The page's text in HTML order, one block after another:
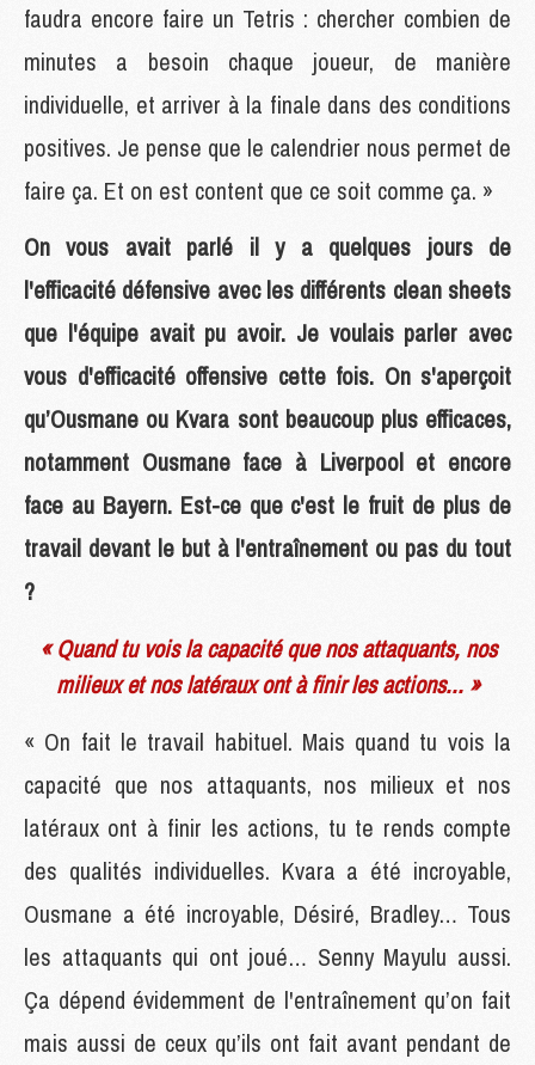
faudra encore faire un Tetris : chercher combien de
minutes a besoin chaque joueur, de manière
individuelle, et arriver à la finale dans des conditions
positives. Je pense que le calendrier nous permet de
faire ça. Et on est content que ce soit comme ça. »
On vous avait parlé il y a quelques jours de
l'efficacité défensive avec les différents clean sheets
que l'équipe avait pu avoir. Je voulais parler avec
vous d'efficacité offensive cette fois. On s'aperçoit
qu’Ousmane ou Kvara sont beaucoup plus efficaces,
notamment Ousmane face à Liverpool et encore
face au Bayern. Est-ce que c'est le fruit de plus de
travail devant le but à l'entraînement ou pas du tout
?
« Quand tu vois la capacité que nos attaquants, nos
milieux et nos latéraux ont à finir les actions... »
« On fait le travail habituel. Mais quand tu vois la
capacité que nos attaquants, nos milieux et nos
latéraux ont à finir les actions, tu te rends compte
des qualités individuelles. Kvara a été incroyable,
Ousmane a été incroyable, Désiré, Bradley… Tous
les attaquants qui ont joué… Senny Mayulu aussi.
Ça dépend évidemment de l'entraînement qu’on fait
mais aussi de ceux qu’ils ont fait avant pendant de